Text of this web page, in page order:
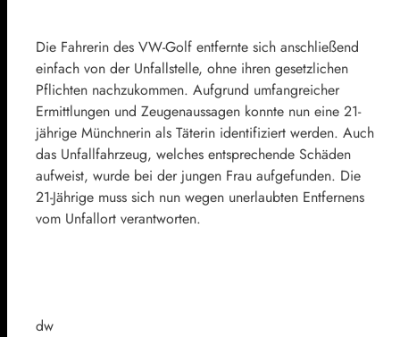
Die Fahrerin des VW-Golf entfernte sich anschließend
einfach von der Unfallstelle, ohne ihren gesetzlichen
Pflichten nachzukommen. Aufgrund umfangreicher
Ermittlungen und Zeugenaussagen konnte nun eine 21-
jährige Münchnerin als Täterin identifiziert werden. Auch
das Unfallfahrzeug, welches entsprechende Schäden
aufweist, wurde bei der jungen Frau aufgefunden. Die
21-Jährige muss sich nun wegen unerlaubten Entfernens
vom Unfallort verantworten.
dw